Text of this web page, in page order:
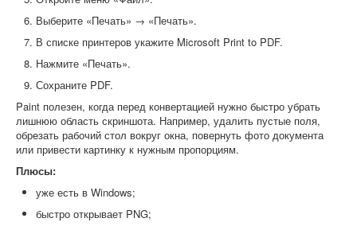
Выберите «Печать» → «Печать».
В списке принтеров укажите Microsoft Print to PDF.
Нажмите «Печать».
Сохраните PDF.
Paint полезен, когда перед конвертацией нужно быстро убрать
лишнюю область скриншота. Например, удалить пустые поля,
обрезать рабочий стол вокруг окна, повернуть фото документа
или привести картинку к нужным пропорциям.
Плюсы:
уже есть в Windows;
быстро открывает PNG;